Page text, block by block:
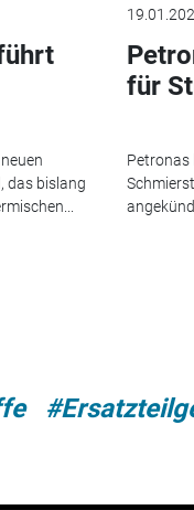
das bislang
für
Petronas